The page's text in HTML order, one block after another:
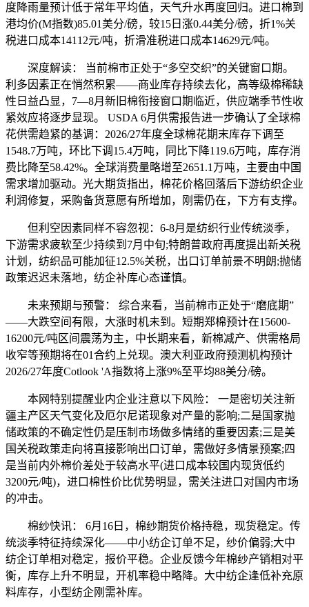
度降雨量预计低于常年平均值，天气升水再度回归。进口棉到
港均价(M指数)85.01美分/磅，较15日涨0.44美分/磅，折1%关
税进口成本14112元/吨，折滑准税进口成本14629元/吨。
深度解读： 当前棉市正处于“多空交织”的关键窗口期。
利多因素正在悄然积累——商业库存持续去化，高等级棉稀缺
性日益凸显，7—8月新旧棉衔接窗口期临近，供应端季节性收
紧效应将逐步显现。 USDA 6月供需报告进一步确认了全球棉
花供需趋紧的基调：2026/27年度全球棉花期末库存下调至
1548.7万吨，环比下调15.4万吨，同比下降119.6万吨，库存消
费比降至58.42%。全球消费量略增至2651.1万吨，主要由中国
需求增加驱动。光大期货指出，棉花价格回落后下游纺织企业
利润修复，采购备货意愿有所增加，刚需仍在，下方有支撑。
但利空因素同样不容忽视：6-8月是纺织行业传统淡季，
下游需求疲软至少持续到7月中旬;特朗普政府再度提出新关税
计划，纺织品可能加征12.5%关税，出口订单前景不明朗;抛储
政策迟迟未落地，纺企补库心态谨慎。
未来预期与预警： 综合来看，当前棉市正处于“磨底期”
——大跌空间有限，大涨时机未到。短期郑棉预计在15600-
16200元/吨区间震荡为主，中长期来看，新棉减产、供需格局
收窄等预期将在01合约上兑现。澳大利亚政府预测机构预计
2026/27年度Cotlook 'A指数将上涨9%至平均88美分/磅。
本网特别提醒业内企业注意以下风险： 一是密切关注新
疆主产区天气变化及厄尔尼诺现象对产量的影响;二是国家抛
储政策的不确定性仍是压制市场做多情绪的重要因素;三是美
国关税政策走向将直接影响出口订单，需做好多情景预案;四
是当前内外棉价差处于较高水平(进口成本较国内现货低约
3200元/吨)，进口棉性价比优势明显，需关注进口对国内市场
的冲击。
棉纱快讯： 6月16日，棉纱期货价格持稳，现货稳定。传
统淡季特征持续深化——中小纺企订单不足，纱价偏弱;大中
纺企订单相对稳定，报价平稳。企业反馈今年棉纱产销相对平
衡，库存上升不明显，开机率稳中略降。大中纺企逢低补充原
料库存，小型纺企刚需补库。